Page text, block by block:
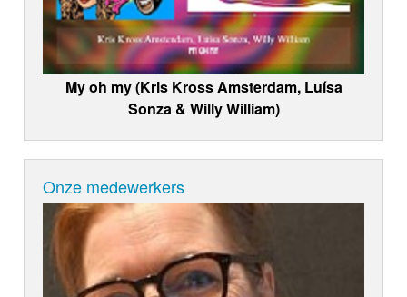
My oh my (Kris Kross Amsterdam, Luísa
Sonza & Willy William)
Onze medewerkers